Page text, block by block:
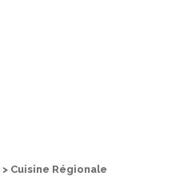
> Cuisine Régionale